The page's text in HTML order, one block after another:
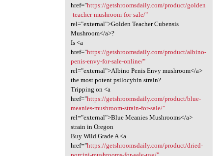
href="https://getshroomsdaily.com/product/golden
-teacher-mushroom-for-sale/"
rel="external">Golden Teacher Cubensis
Mushroom</a>?
Is <a
href="https://getshroomsdaily.com/product/albino-
penis-envy-for-sale-online/"
rel="external">Albino Penis Envy mushroom</a>
the most potent psilocybin strain?
Tripping on <a
href="https://getshroomsdaily.com/product/blue-
meanies-mushroom-strain-for-sale/"
rel="external">Blue Meanies Mushrooms</a>
strain in Oregon
Buy Wild Grade A <a
href="https://getshroomsdaily.com/product/dried-